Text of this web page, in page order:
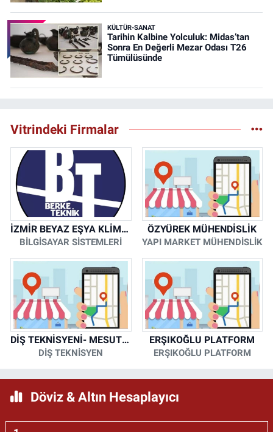
KÜLTÜR-SANAT
Tarihin Kalbine Yolculuk: Midas’tan
Sonra En Değerli Mezar Odası T26
Tümülüsünde
Vitrindeki Firmalar
İZMİR BEYAZ EŞYA KLİMA KOMBİ SERVİSİ
BİLGİSAYAR SİSTEMLERİ
ÖZYÜREK MÜHENDİSLİK
YAPI MARKET MÜHENDİSLİK
DİŞ TEKNİSYENİ- MESUT KORKMAZ
DİŞ TEKNİSYEN
ERŞIKOĞLU PLATFORM
ERŞIKOĞLU PLATFORM
Döviz & Altın Hesaplayıcı